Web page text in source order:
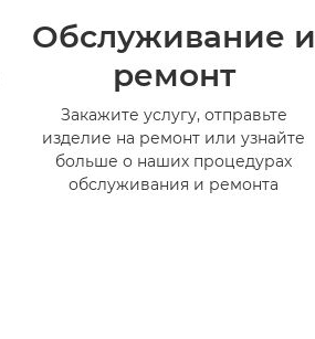
Обслуживание и
ремонт
Закажите услугу, отправьте
изделие на ремонт или узнайте
больше о наших процедурах
обслуживания и ремонта